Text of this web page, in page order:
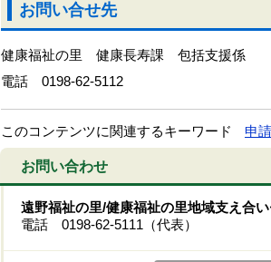
お問い合せ先
健康福祉の里 健康長寿課 包括支援係
電話 0198-62-5112
このコンテンツに関連するキーワード 申
お問い合わせ
遠野福祉の里/健康福祉の里地域支え合
電話 0198-62-5111（代表）